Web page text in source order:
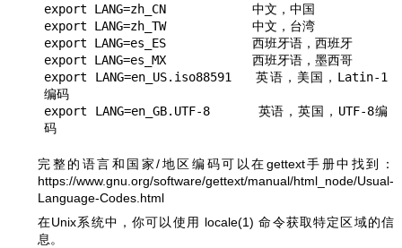
export LANG=zh_CN            中文，中国
export LANG=zh_TW            中文，台湾
export LANG=es_ES            西班牙语，西班牙
export LANG=es_MX            西班牙语，墨西哥
export LANG=en_US.iso88591   英语，美国，Latin-1
编码
export LANG=en_GB.UTF-8      英语，英国，UTF-8编
完整的语言和国家/地区编码可以在gettext手册中找到：
https://www.gnu.org/software/gettext/manual/html_node/Usual-
Language-Codes.html
在Unix系统中，你可以使用 locale(1) 命令获取特定区域的信
息。